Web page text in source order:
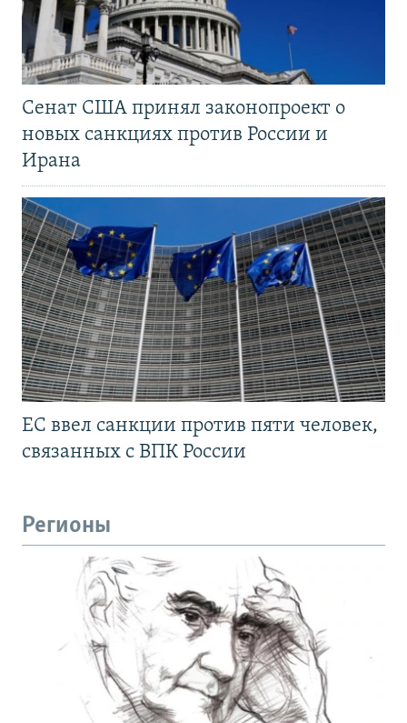
Сенат США принял законопроект о
новых санкциях против России и
Ирана
ЕС ввел санкции против пяти человек,
связанных с ВПК России
Регионы